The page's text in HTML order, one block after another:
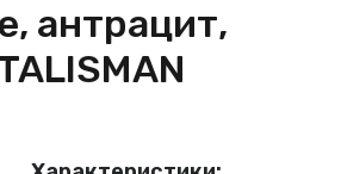
антрацит,